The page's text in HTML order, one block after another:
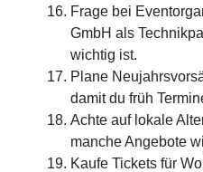
Frage bei
GmbH als
wichtig ist.
Plane
damit du früh
Achte auf lokale
manche Angebote
Kaufe Tickets für